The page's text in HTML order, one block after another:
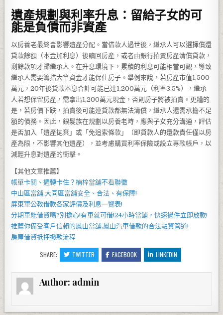
遺產規劃與利率升息：留給子女的可
能是負債而非資產
以房養老最終會影響遺產分配。當借款人過世後，繼承人可以選擇償還
貸款餘額（本金加利息）後贖回房產，或者由銀行拍賣房產清償貸款，
剩餘款項才歸繼承人。在升息環境下，累積的利息可能相當可觀，導致
繼承人需要籌措大筆資金才能保住房子。舉例來說，若房產市值1,500
萬元，20年後貸款本息合計可能已達1,200萬元（利率3.5%），繼承
人若想保留房產，需拿出1,200萬元現金，否則房子將被拍賣。更糟的
是，若房價下跌，拍賣後可能連貸款都無法清償，繼承人還需承擔不足
額的債務。因此，銀髮族在規劃以房養老時，應與子女充分溝通，評估
是否加入「遺產拋棄」或「免追索條款」（即貸款人的還款責任僅以房
產為限，不影響其他遺產），並考慮購買利率保險或設立專款帳戶，以
減輕升息對遺產的衝擊。
【其他文章推薦】
帳單卡關、週轉卡住？楠梓當舖不看聯徵
中山區當舖,大同區當舖安全、合法、有保障!
屏東軍公教借款各家評價及利息一覽表!
分期車能借貸嗎?別擔心!有車就可借!24小時當鋪 ，快速過件立即放款!
推薦你備受客戶信賴的鳳山當舖,鳳山汽車借款的合法融資管道!
房屋借貸抵押撥款流程
SHARE: TWITTER FACEBOOK LINKEDIN
Author: admin